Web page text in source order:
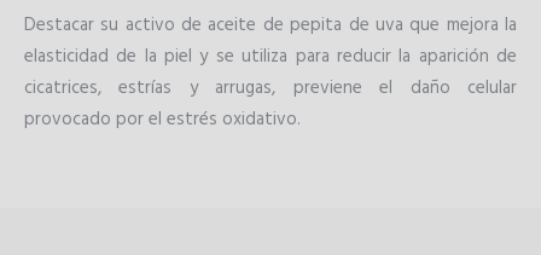
Destacar su activo de aceite de pepita de uva que mejora la
elasticidad de la piel y se utiliza para reducir la aparición de
cicatrices, estrías y arrugas, previene el daño celular
provocado por el estrés oxidativo.